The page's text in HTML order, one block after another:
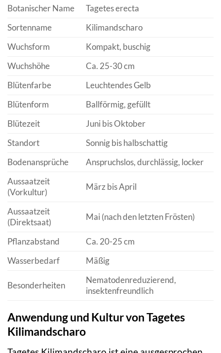
Botanischer Name
Tagetes erecta
Sortenname
Kilimandscharo
Wuchsform
Kompakt, buschig
Wuchshöhe
Ca. 25-30 cm
Blütenfarbe
Leuchtendes Gelb
Blütenform
Ballförmig, gefüllt
Blütezeit
Juni bis Oktober
Standort
Sonnig bis halbschattig
Bodenansprüche
Anspruchslos, durchlässig, locker
Aussaatzeit
(Vorkultur)
März bis April
Aussaatzeit
(Direktsaat)
Mai (nach den letzten Frösten)
Pflanzabstand
Ca. 20-25 cm
Wasserbedarf
Mäßig
Besonderheiten
Nematodenreduzierend,
insektenfreundlich
Anwendung und Kultur von Tagetes
Kilimandscharo